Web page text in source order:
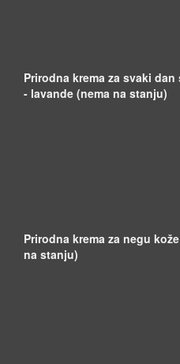
Prirodna krema za svaki
- lavande (nema na stanju)
Prirodna krema za negu
na stanju)